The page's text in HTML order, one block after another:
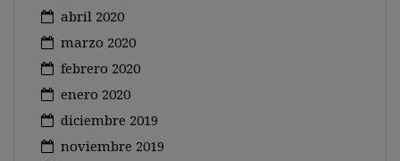
abril 2020
marzo 2020
febrero 2020
enero 2020
diciembre 2019
noviembre 2019